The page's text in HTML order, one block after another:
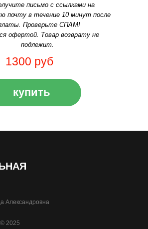
письмо с ссылками на
почту в течение 10 минут после
Проверьте СПАМ!
офертой. Товар возврату не
подлежит.
1300 руб
купить
Александровна
2025